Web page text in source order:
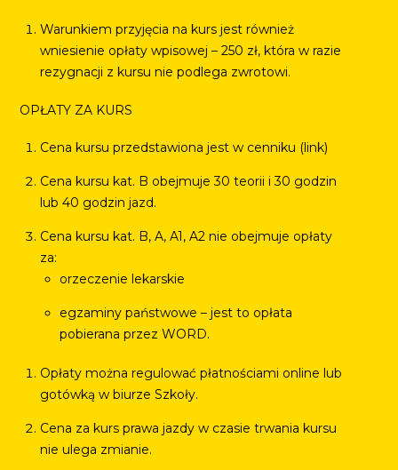
Warunkiem przyjęcia na kurs jest również
wniesienie opłaty wpisowej – 250 zł, która w razie
rezygnacji z kursu nie podlega zwrotowi.
OPŁATY ZA KURS
Cena kursu przedstawiona jest w cenniku (link)
Cena kursu kat. B obejmuje 30 teorii i 30 godzin
lub 40 godzin jazd.
Cena kursu kat. B, A, A1, A2 nie obejmuje opłaty
za:
orzeczenie lekarskie
egzaminy państwowe – jest to opłata
pobierana przez WORD.
Opłaty można regulować płatnościami online lub
gotówką w biurze Szkoły.
Cena za kurs prawa jazdy w czasie trwania kursu
nie ulega zmianie.